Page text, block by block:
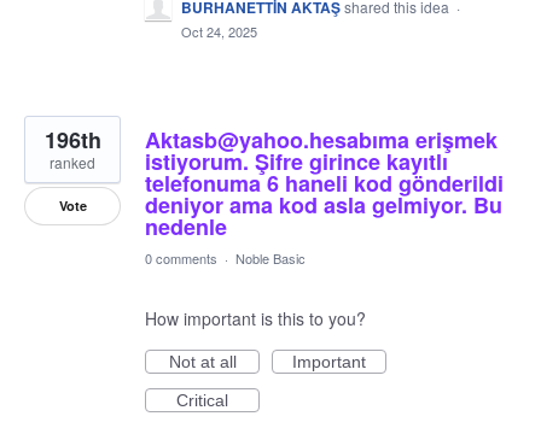
BURHANETTİN AKTAŞshared this idea ·
Oct 24, 2025
Aktasb@yahoo.hesabıma erişmek
istiyorum. Şifre girince kayıtlı
telefonuma 6 haneli kod gönderildi
deniyor ama kod asla gelmiyor. Bu
nedenle
196th
ranked
Vote
0 comments · Noble Basic
How important is this to you?
Not at all
Important
Critical